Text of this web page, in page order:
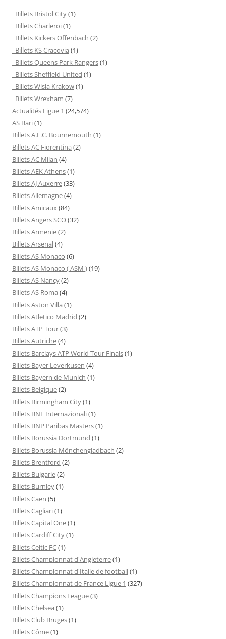
Billets Bristol City(1)
Billets Charleroi(1)
Billets Kickers Offenbach (2)
Billets KS Cracovia (1)
Billets Queens Park Rangers(1)
Billets Sheffield United (1)
Billets Wisla Krakow(1)
Billets Wrexham (7)
Actualités Ligue 1 (24,574)
AS Bari(1)
Billets A.F.C. Bournemouth (1)
Billets AC Fiorentina (2)
Billets AC Milan (4)
Billets AEK Athens(1)
Billets AJ Auxerre(33)
Billets Allemagne(4)
Billets Amicaux(84)
Billets Angers SCO(32)
Billets Armenie(2)
Billets Arsenal(4)
Billets AS Monaco (6)
Billets AS Monaco ( ASM )(19)
Billets AS Nancy(2)
Billets AS Roma (4)
Billets Aston Villa (1)
Billets Atletico Madrid (2)
Billets ATP Tour(3)
Billets Autriche(4)
Billets Barclays ATP World Tour Finals(1)
Billets Bayer Leverkusen (4)
Billets Bayern de Munich (1)
Billets Belgique(2)
Billets Birmingham City(1)
Billets BNL Internazionali(1)
Billets BNP Paribas Masters(1)
Billets Borussia Dortmund (1)
Billets Borussia Mönchengladbach (2)
Billets Brentford (2)
Billets Bulgarie(2)
Billets Burnley(1)
Billets Caen (5)
Billets Cagliari(1)
Billets Capital One(1)
Billets Cardiff City(1)
Billets Celtic FC(1)
Billets Championnat d'Angleterre(1)
Billets Championnat d'Italie de football(1)
Billets Championnat de France Ligue 1 (327)
Billets Champions League(3)
Billets Chelsea (1)
Billets Club Bruges(1)
Billets Côme(1)